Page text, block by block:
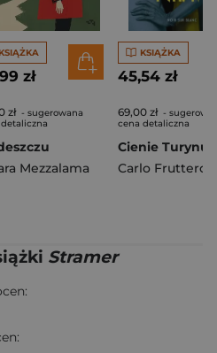
KSIĄŻKA
zł
zł - sugerowana
Mezzalama
KSIĄŻKA
45,54 zł
69,00 zł -
cena detaliczna
Cienie Turynu
Carlo Fruttero
Stramer